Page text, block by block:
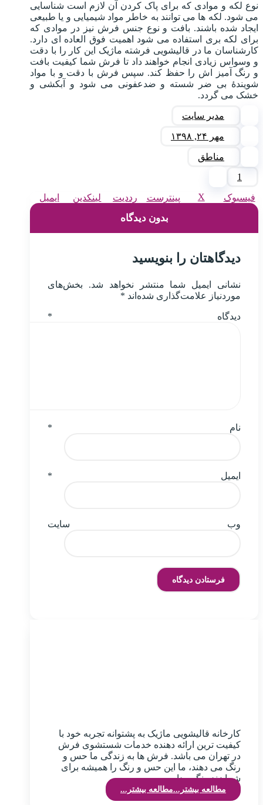
نوع لکه و موادی که برای پاک کردن آن لازم است شناسایی
می شود. لکه ها می توانند به خاطر مواد شیمیایی و یا طبیعی
ایجاد شده باشند. بافت و نوع جنس فرش نیز در موادی که
برای لکه بری استفاده می شود اهمیت فوق العاده ای دارد.
کارشناسان ما در قالیشویی فرشته ماژیک این کار را با دقت
و وسواس زیادی انجام خواهند داد تا فرش شما کیفیت بافت
و رنگ آمیز اش را حفظ کند. سپس فرش با دقت و با مواد
شویندۀ بی ضر شسته و ضدعفونی می شود و آبکشی و
خشک می گردد.
مدیر سایت
مهر ۲۴, ۱۳۹۸
مناطق
1
فیسبوک X پینترست رددیت لینکدین ایمیل
بدون دیدگاه
دیدگاهتان را بنویسید
نشانی ایمیل شما منتشر نخواهد شد.
بخش‌های
موردنیاز علامت‌گذاری شده‌اند *
دیدگاه *
نام *
ایمیل *
وب‌ سایت
کارخانه قالیشویی ماژیک به پشتوانه تجربه خود با
کیفیت ترین ارائه دهنده خدمات شستشوی فرش
در تهران می باشد. فرش ها به زندگی ما حس و
رنگ می دهند، ما این حس و رنگ را همیشه برای
شما زنده نگهمیداریم.
مطالعه بیشتر...مطالعه بیشتر...